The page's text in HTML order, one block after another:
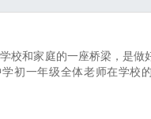
和家庭的一座桥梁，是做
初一年级全体老师在学校